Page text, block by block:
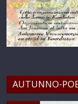
AUTUNNO-